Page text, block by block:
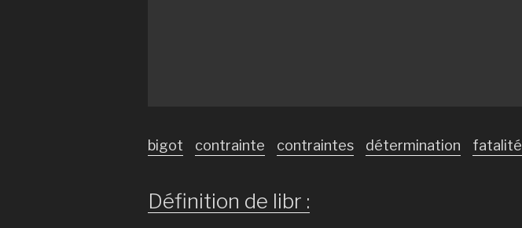
bigot contrainte contraintes détermination fatalité
Définition de libr :